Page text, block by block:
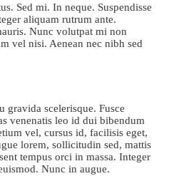
Sed mi. In neque. Suspendisse
aliquam rutrum ante.
Nunc volutpat mi non
vel nisi. Aenean nec nibh sed
gravida scelerisque. Fusce
venenatis leo id dui bibendum
vel, cursus id, facilisis eget,
lorem, sollicitudin sed, mattis
tempus orci in massa. Integer
Nunc in augue.